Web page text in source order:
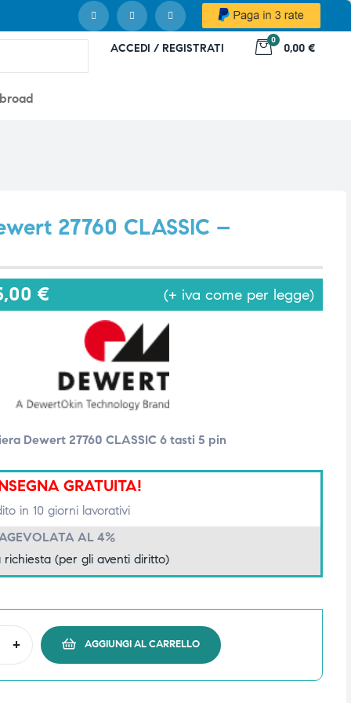
ACCEDI / REGISTRATI
0
0,00 €
27760 CLASSIC –
€ (+ iva come per legge)
Dewert 27760 CLASSIC 6 tasti 5 pin
GRATUITA!
in 10 giorni lavorativi
AL 4%
richiesta (per gli aventi diritto)
+ AGGIUNGI AL CARRELLO